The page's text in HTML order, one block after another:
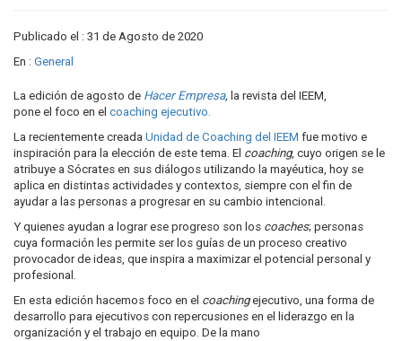
Publicado el : 31 de Agosto de 2020
En : General
La edición de agosto de Hacer Empresa, la revista del IEEM,
pone el foco en el coaching ejecutivo.
La recientemente creada Unidad de Coaching del IEEM fue motivo e
inspiración para la elección de este tema. El coaching, cuyo origen se le
atribuye a Sócrates en sus diálogos utilizando la mayéutica, hoy se
aplica en distintas actividades y contextos, siempre con el fin de
ayudar a las personas a progresar en su cambio intencional.
Y quienes ayudan a lograr ese progreso son los coaches; personas
cuya formación les permite ser los guías de un proceso creativo
provocador de ideas, que inspira a maximizar el potencial personal y
profesional.
En esta edición hacemos foco en el coachingejecutivo, una forma de
desarrollo para ejecutivos con repercusiones en el liderazgo en la
organización y el trabajo en equipo. De la mano